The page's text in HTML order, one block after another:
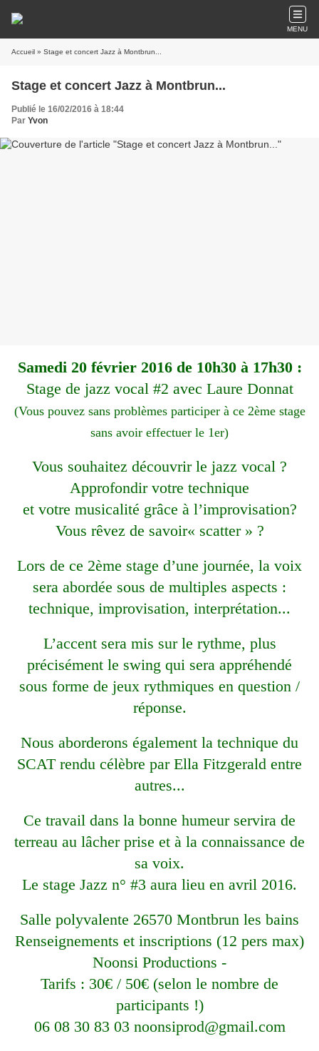
MENU
Accueil » Stage et concert Jazz à Montbrun...
Stage et concert Jazz à Montbrun...
Publié le 16/02/2016 à 18:44
Par Yvon
Samedi 20 février 2016 de 10h30 à 17h30 :
Stage de jazz vocal #2 avec Laure Donnat
(Vous pouvez sans problèmes participer à ce 2ème stage
sans avoir effectuer le 1er)
Vous souhaitez découvrir le jazz vocal ?
Approfondir votre technique
et votre musicalité grâce à l’improvisation?
Vous rêvez de savoir« scatter » ?
Lors de ce 2ème stage d’une journée, la voix
sera abordée sous de multiples aspects :
technique, improvisation, interprétation...
L’accent sera mis sur le rythme, plus
précisément le swing qui sera appréhendé
sous forme de jeux rythmiques en question /
réponse.
Nous aborderons également la technique du
SCAT rendu célèbre par Ella Fitzgerald entre
autres...
Ce travail dans la bonne humeur servira de
terreau au lâcher prise et à la connaissance de
sa voix.
Le stage Jazz n° #3 aura lieu en avril 2016.
Salle polyvalente 26570 Montbrun les bains
Renseignements et inscriptions (12 pers max)
Noonsi Productions -
Tarifs : 30€ / 50€ (selon le nombre de
participants !)
06 08 30 83 03 noonsiprod@gmail.com